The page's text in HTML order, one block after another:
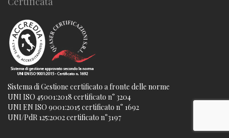
Sistema di Gestione certificato a fronte delle norme
UNI ISO 45001:2018 certificato n° 3204
UNI EN ISO 9001:2015 certificato n° 1692
UNI/PdR 125:2002 certificato n°3197